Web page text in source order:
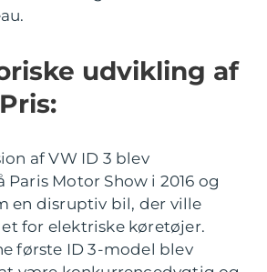
udvikling af
af VW ID 3 blev
Motor Show i 2016 og
en disruptiv bil, der ville
for elektriske køretøjer.
første ID 3-model blev